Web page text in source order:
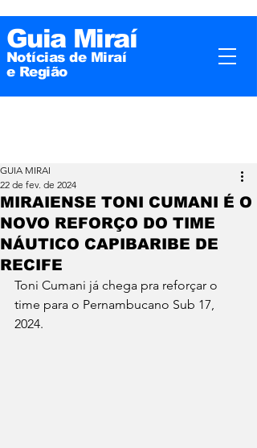
Guia Miraí
Notícias de Miraí
e Região
MIRAIENSE TONI CUMANI É O
NOVO REFORÇO DO TIME
NÁUTICO CAPIBARIBE DE
RECIFE
GUIA MIRAI
22 de fev. de 2024
Toni Cumani já chega pra reforçar o
time para o Pernambucano Sub 17,
2024.